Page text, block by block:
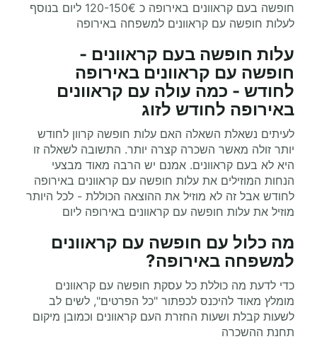
חופשה בעם קראוונים באירופה כ 120-150€ ליום בנוסף
לעלות חופשה עם קראוונים למשפחה באירופה
עלות חופשה בעם קראוונים -
חופשה עם קראוונים באירופה
לחודש - כמה עולה עם קראוונים
באירופה לחודש לזוג
לעיתים נשאלת השאלה האם עלות חופשה קרוון לחודש
יותר זולה מאשר השכרה קצרה יותר. התשובה לשאלה זו
היא לא בעם קראוונים. אמנם יש הרבה מאוד מבצעי
הנחות המוזילים את עלות חופשה עם קראוונים באירופה
לחודש אבל זה לא מוזיל את ההוצאה הכוללת - לכל היותר
מוזיל את עלות חופשה עם קראוונים באירופה ליום
מה כלול עם חופשה עם קראוונים
למשפחה באירופה?
כדי לדעת מה כוללת כל עסקת חופשה עם קראוונים
מומלץ מאוד להיכנס לכפתור "כל הפרטים", לשים לב
לשעות קבלת ושעות החזרת העם קראוונים וכמובן מיקום
תחנת ההשכרה